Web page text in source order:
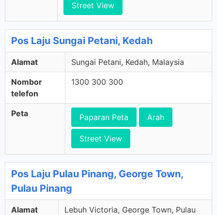
Street View
Pos Laju Sungai Petani, Kedah
Alamat Sungai Petani, Kedah, Malaysia
Nombor
telefon
1300 300 300
Peta Paparan Peta Arah
Street View
Pos Laju Pulau Pinang, George Town,
Pulau Pinang
Alamat
Lebuh Victoria, George Town, Pulau